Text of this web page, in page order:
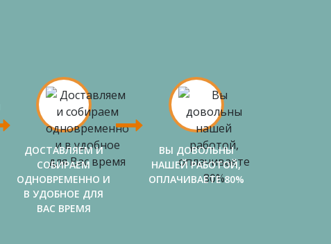
ДОСТАВЛЯЕМ И
СОБИРАЕМ
ОДНОВРЕМЕННО И
В УДОБНОЕ ДЛЯ
ВАС ВРЕМЯ
ВЫ ДОВОЛЬНЫ
НАШЕЙ РАБОТОЙ,
ОПЛАЧИВАЕТЕ 80%